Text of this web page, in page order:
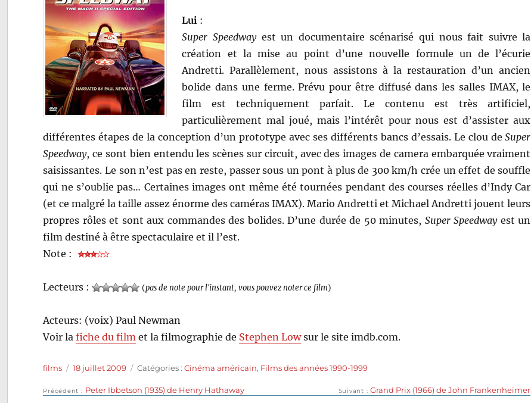
Lui :
Super Speedwayest un documentaire scénarisé qui nous fait suivre la
création et la mise au point d’une nouvelle formule un de l’écurie
Andretti. Parallèlement, nous assistons à la restauration d’un ancien
bolide dans une ferme. Prévu pour être diffusé dans les salles IMAX, le
film est techniquement parfait. Le contenu est très artificiel,
particulièrement mal joué, mais l’intérêt pour nous est d’assister aux
différentes étapes de la conception d’un prototype avec ses différents bancs d’essais. Le clou deSuper
Speedway, ce sont bien entendu les scènes sur circuit, avec des images de camera embarquée vraiment
saisissantes. Le son n’est pas en reste, passer sous un pont à plus de 300 km/h crée un effet de souffle
qui ne s’oublie pas… Certaines images ont même été tournées pendant des courses réelles d’Indy Car
(et ce malgré la taille assez énorme des caméras IMAX). Mario Andretti et Michael Andretti jouent leurs
propres rôles et sont aux commandes des bolides. D’une durée de 50 minutes, Super Speedwayest un
film destiné à être spectaculaire et il l’est.
Note :
Lecteurs : (pas de note pour l'instant, vous pouvez noter ce film)
Acteurs: (voix) Paul Newman
Voir lafiche du film et la filmographie de Stephen Lowsur le site imdb.com.
Auteur
films
Publié
18 juillet 2009 Catégories
Catégories :Cinéma américain, Films des années 1990-1999
Navigation
Précédent
Publication
Peter Ibbetson (1935) de Henry Hathaway Suivant
Publication
Grand Prix (1966) de John Frankenheimer